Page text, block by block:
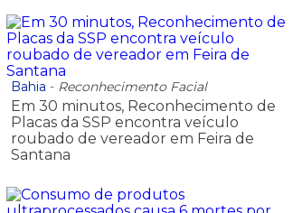
Bahia - Reconhecimento Facial
Em 30 minutos, Reconhecimento de
Placas da SSP encontra veículo
roubado de vereador em Feira de
Santana